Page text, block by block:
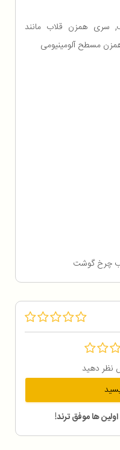
همزن قلاب مانند
مسطح آلومینیومی
چرخ گوشت
نظر دهید
ها موفق ترند!